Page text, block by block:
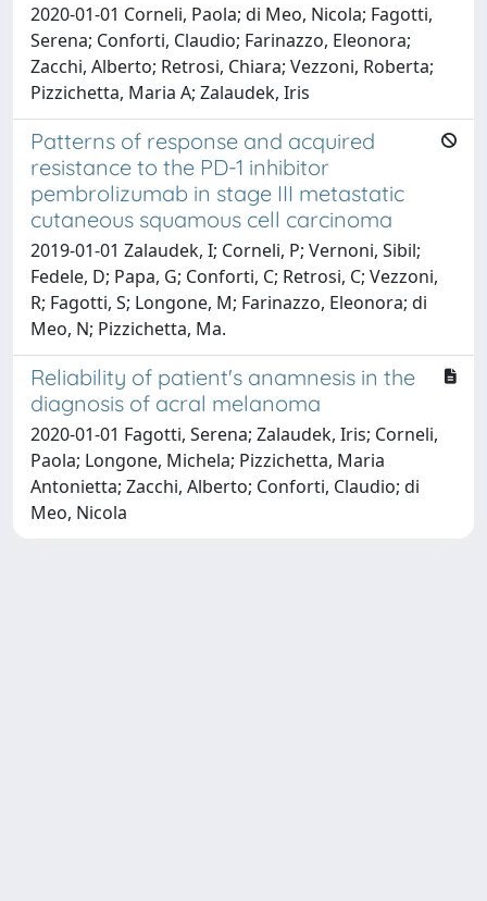
2020-01-01 Corneli, Paola; di Meo, Nicola; Fagotti,
Serena; Conforti, Claudio; Farinazzo, Eleonora;
Zacchi, Alberto; Retrosi, Chiara; Vezzoni, Roberta;
Pizzichetta, Maria A; Zalaudek, Iris
Patterns of response and acquired
resistance to the PD-1 inhibitor
pembrolizumab in stage III metastatic
cutaneous squamous cell carcinoma
2019-01-01 Zalaudek, I; Corneli, P; Vernoni, Sibil;
Fedele, D; Papa, G; Conforti, C; Retrosi, C; Vezzoni,
R; Fagotti, S; Longone, M; Farinazzo, Eleonora; di
Meo, N; Pizzichetta, Ma.
Reliability of patient's anamnesis in the
diagnosis of acral melanoma
2020-01-01 Fagotti, Serena; Zalaudek, Iris; Corneli,
Paola; Longone, Michela; Pizzichetta, Maria
Antonietta; Zacchi, Alberto; Conforti, Claudio; di
Meo, Nicola